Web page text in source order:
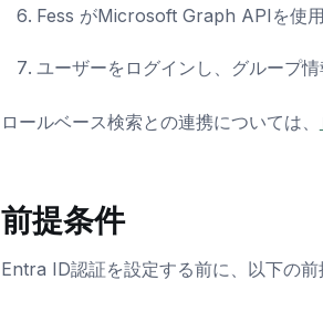
Fess がMicrosoft Graph APIを使
ユーザーをログインし、グループ
ロールベース検索との連携については、
前提条件
Entra ID認証を設定する前に、以下の前